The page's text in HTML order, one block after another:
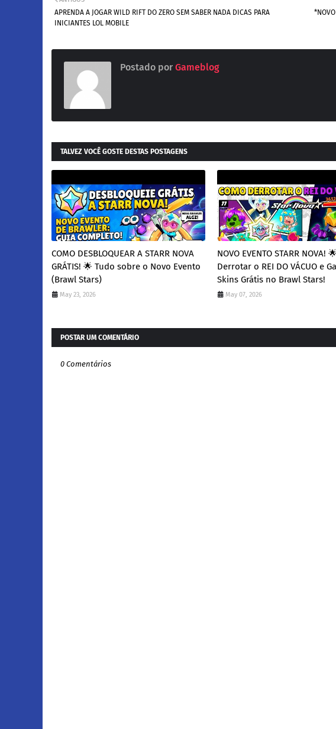
APRENDA A JOGAR WILD RIFT DO ZERO SEM SABER NADA DICAS PARA
INICIANTES LOL MOBILE
Postado por Gameblog
TALVEZ VOCÊ GOSTE DESTAS POSTAGENS
COMO DESBLOQUEAR A STARR NOVA
GRÁTIS! 🌟 Tudo sobre o Novo Evento
(Brawl Stars)
May 23, 2026
NOVO EVENTO STARR NOVA!
Derrotar o REI DO VÁCUO e
Skins Grátis no Brawl Stars!
May 07, 2026
POSTAR UM COMENTÁRIO
0 Comentários